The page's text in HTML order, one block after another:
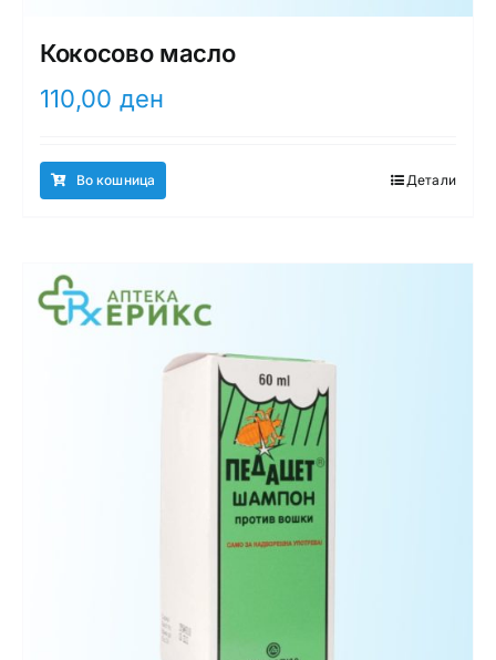
Кокосово масло
110,00 ден
Во кошница Детали